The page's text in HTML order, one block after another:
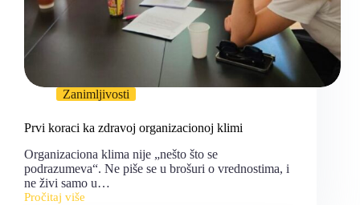
Zanimljivosti
Prvi koraci ka zdravoj organizacionoj klimi
Organizaciona klima nije „nešto što se
podrazumeva“. Ne piše se u brošuri o vrednostima, i
ne živi samo u…
Pročitaj više